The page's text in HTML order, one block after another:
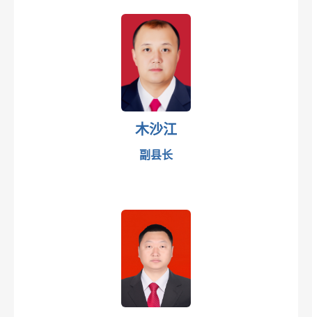
木沙江
副县长